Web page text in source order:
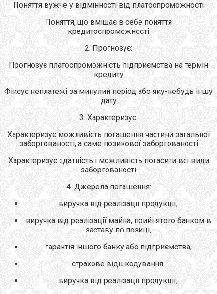
Поняття вужче у відмінності від платоспроможності
Поняття, що вміщає в себе поняття
кредитоспроможності
2. Прогнозує:
Прогнозує платоспроможність підприємства на термін
кредиту
Фіксує неплатежі за минулий період або яку-небудь іншу
дату
3. Характеризує:
Характеризує можливість погашення частини загальної
заборгованості, а саме позикової заборгованості
Характеризує здатність і можливість погасити всі види
заборгованості
4. Джерела погашення:
виручка від реалізації продукції,
виручка від реалізації майна, прийнятого банком в
заставу по позиці,
гарантія іншого банку або підприємства,
страхове відшкодування.
виручка від реалізації продукції,